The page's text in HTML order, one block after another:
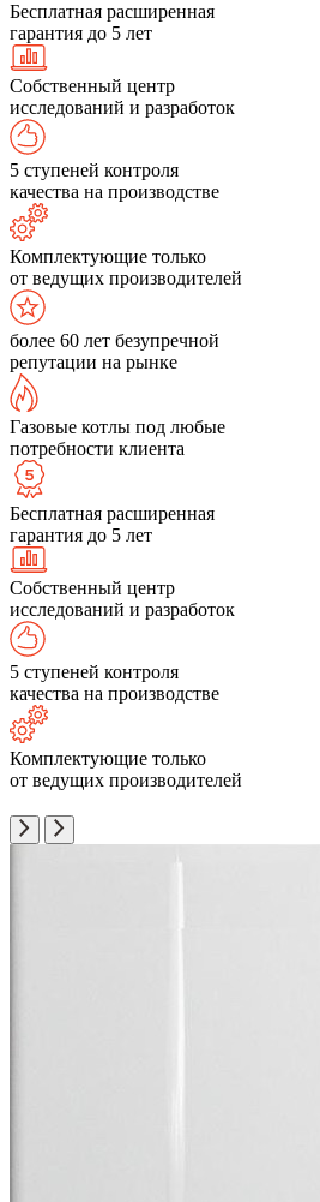
Бесплатная расширенная
гарантия до 5 лет
Собственный центр
исследований и разработок
5 ступеней контроля
качества на производстве
Комплектующие только
от ведущих производителей
более 60 лет безупречной
репутации на рынке
Газовые котлы под любые
потребности клиента
Бесплатная расширенная
гарантия до 5 лет
Собственный центр
исследований и разработок
5 ступеней контроля
качества на производстве
Комплектующие только
от ведущих производителей